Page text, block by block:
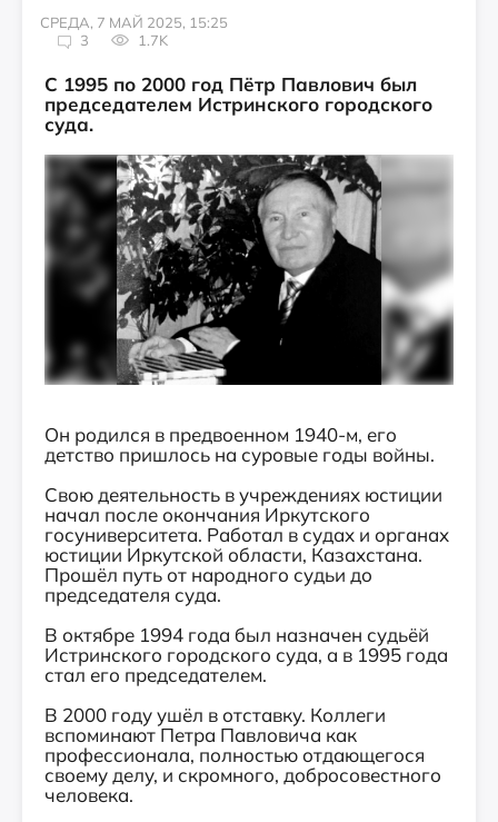
СРЕДА, 7 МАЙ 2025, 15:25
3
1.7K
С 1995 по 2000 год Пётр Павлович был
председателем Истринского городского
суда.
Он родился в предвоенном 1940-м, его
детство пришлось на суровые годы войны.
Свою деятельность в учреждениях юстиции
начал после окончания Иркутского
госуниверситета. Работал в судах и органах
юстиции Иркутской области, Казахстана.
Прошёл путь от народного судьи до
председателя суда.
В октябре 1994 года был назначен судьёй
Истринского городского суда, а в 1995 года
стал его председателем.
В 2000 году ушёл в отставку. Коллеги
вспоминают Петра Павловича как
профессионала, полностью отдающегося
своему делу, и скромного, добросовестного
человека.